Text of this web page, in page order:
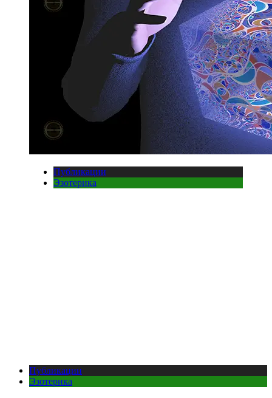
Публикации
Эзотерика
Публикации
Эзотерика